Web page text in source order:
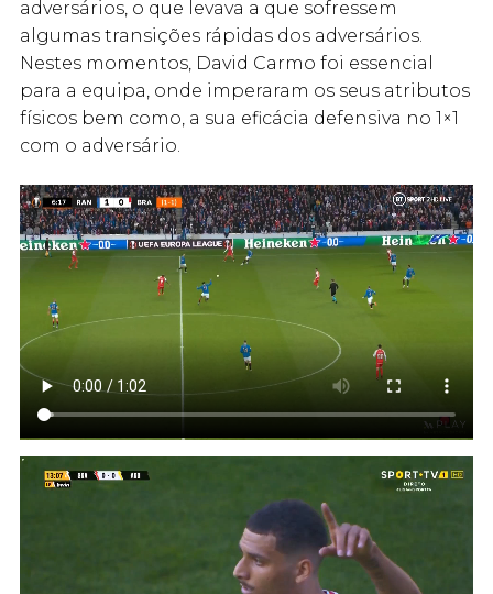
adversários, o que levava a que sofressem
algumas transições rápidas dos adversários.
Nestes momentos, David Carmo foi essencial
para a equipa, onde imperaram os seus atributos
físicos bem como, a sua eficácia defensiva no 1×1
com o adversário.